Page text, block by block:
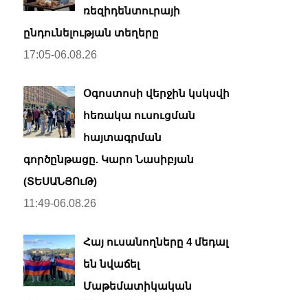
ռեզիդենտուրայի
ընդունելության տեղերը
17:05-06.08.26
Օգոստոսի վերջին կսկսվի
հեռակա ուսուցման
հայտագրման
գործընթացը. Կարո Նասիբյան
(ՏԵՍԱՆՅՈւԹ)
11:49-06.08.26
Հայ ուսանողները 4 մեդալ
են նվաճել
Մաթեմատիկական